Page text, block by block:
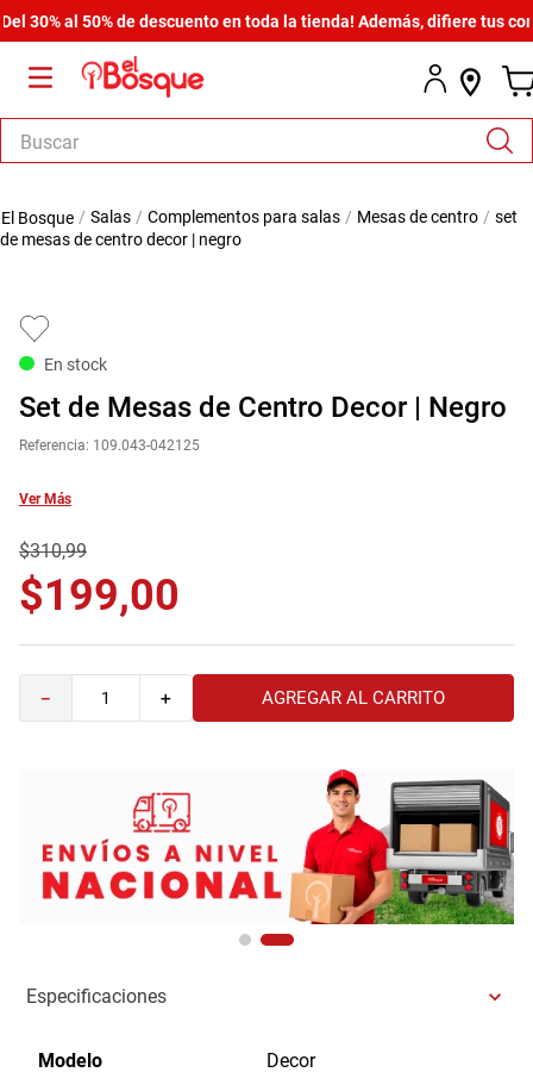
al 50% de descuento en toda la tienda! Además, difiere tus
Buscar
salas complementos para salas mesas de centro
set
de mesas de centro decor | negro
En stock
Set de Mesas de Centro Decor | Negro
Referencia: 109.043-042125
Ver Más
$310,99
$199,00
＋
－ AGREGAR AL CARRITO
Especificaciones
Modelo Decor
1.
salas
.
zapatera
9.
havana master
10. sofa